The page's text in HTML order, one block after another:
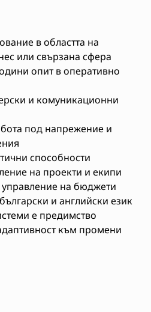
в областта на
или свързана сфера
опит в оперативно
и комуникационни
под напрежение и
способности
на проекти и екипи
на бюджети
и английски език
е предимство
към промени